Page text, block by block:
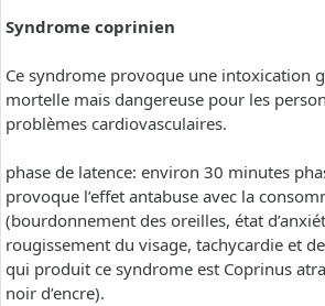
Syndrome coprinien
Ce syndrome provoque une intoxication
mortelle mais dangereuse pour les
problèmes cardiovasculaires.
phase de latence: environ 30 minutes
provoque l’effet antabuse avec la
(bourdonnement des oreilles, état
rougissement du visage, tachycardie et
qui produit ce syndrome est Coprinus
noir d’encre).